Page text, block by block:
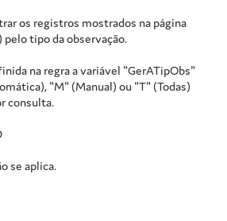
os registros mostrados na página
pelo tipo da observação.
na regra a variável "GerATipObs"
"M" (Manual) ou "T" (Todas)
consulta.
se aplica.